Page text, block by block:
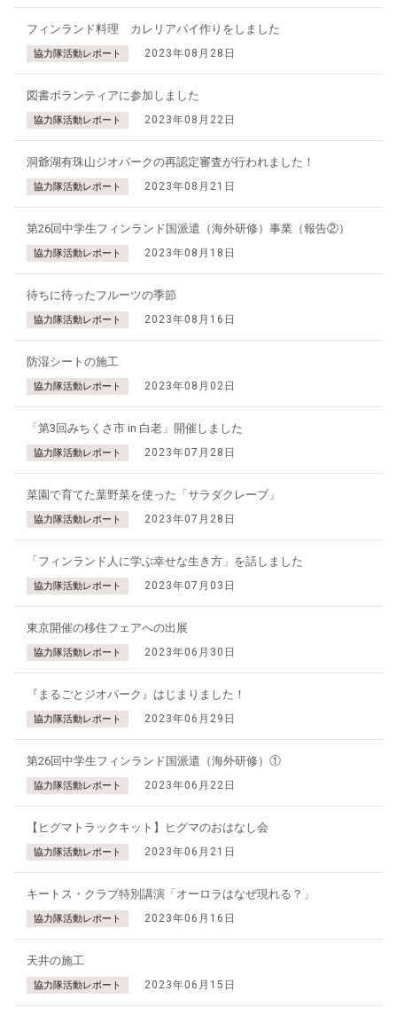
フィンランド料理 カレリアパイ作りをしました
協力隊活動レポート 2023年08月28日
図書ボランティアに参加しました
協力隊活動レポート 2023年08月22日
洞爺湖有珠山ジオパークの再認定審査が行われました！
協力隊活動レポート 2023年08月21日
第26回中学生フィンランド国派遣（海外研修）事業（報告②）
協力隊活動レポート 2023年08月18日
待ちに待ったフルーツの季節
協力隊活動レポート 2023年08月16日
防湿シートの施工
協力隊活動レポート 2023年08月02日
「第3回みちくさ市 in 白老」開催しました
協力隊活動レポート 2023年07月28日
菜園で育てた葉野菜を使った「サラダクレープ」
協力隊活動レポート 2023年07月28日
「フィンランド人に学ぶ幸せな生き方」を話しました
協力隊活動レポート 2023年07月03日
東京開催の移住フェアへの出展
協力隊活動レポート 2023年06月30日
『まるごとジオパーク』はじまりました！
協力隊活動レポート 2023年06月29日
第26回中学生フィンランド国派遣（海外研修）①
協力隊活動レポート 2023年06月22日
【ヒグマトラックキット】ヒグマのおはなし会
協力隊活動レポート 2023年06月21日
キートス・クラブ特別講演「オーロラはなぜ現れる？」
協力隊活動レポート 2023年06月16日
天井の施工
協力隊活動レポート 2023年06月15日